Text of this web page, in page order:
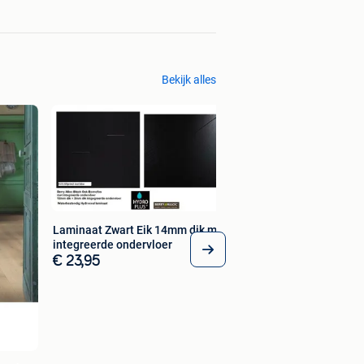
Bekijk alles
Laminaat Zwart Eik 14mm dik met
integreerde ondervloer
€ 23,95